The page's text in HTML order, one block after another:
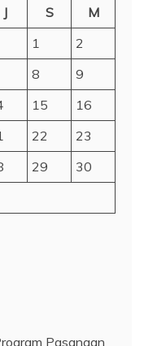
J S
M
1
2
8
9
15
16
22
23
29
30